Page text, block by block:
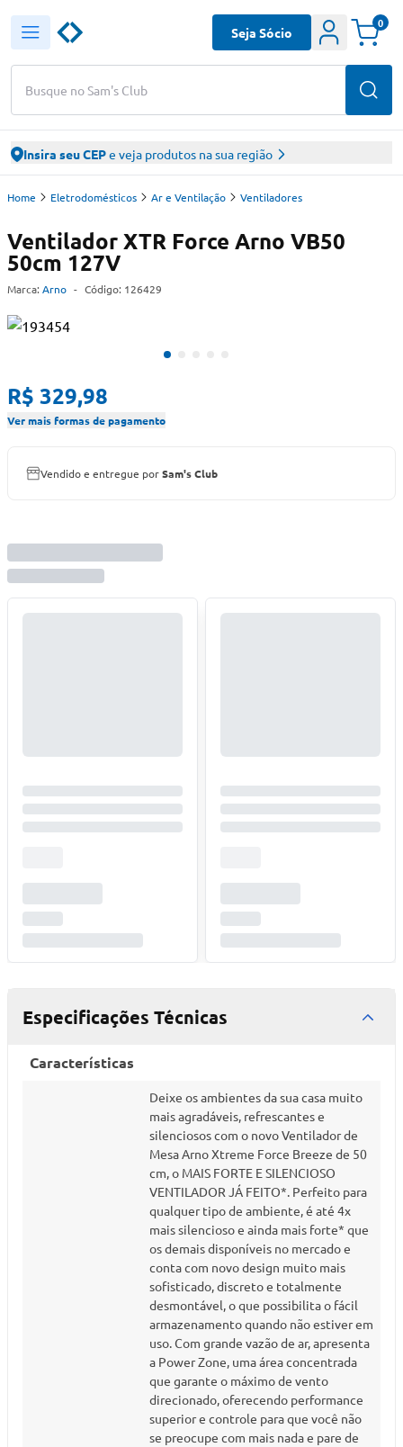
Busque no Sam's Club
Seja Sócio
0
Insira seu CEPe veja produtos na sua região
Home Eletrodomésticos Ar e Ventilação Ventiladores
Ventilador XTR Force Arno VB50
50cm 127V
Marca: Arno - Código: 126429
R$ 329,98
Ver mais formas de pagamento
Vendido e entregue porSam's Club
Especificações Técnicas
Características
Deixe os ambientes da sua casa muito
mais agradáveis, refrescantes e
silenciosos com o novo Ventilador de
Mesa Arno Xtreme Force Breeze de 50
cm, o MAIS FORTE E SILENCIOSO
VENTILADOR JÁ FEITO*. Perfeito para
qualquer tipo de ambiente, é até 4x
mais silencioso e ainda mais forte* que
os demais disponíveis no mercado e
conta com novo design muito mais
sofisticado, discreto e totalmente
desmontável, o que possibilita o fácil
armazenamento quando não estiver em
uso. Com grande vazão de ar, apresenta
a Power Zone, uma área concentrada
que garante o máximo de vento
direcionado, oferecendo performance
superior e controle para que você não
se preocupe com mais nada e pare de